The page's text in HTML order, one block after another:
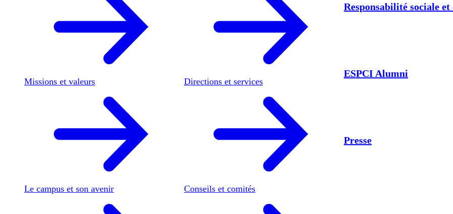
Missions et valeurs
Le campus et son avenir
Directions et services
Conseils et comités
Responsabilité sociale
ESPCI Alumni
Presse